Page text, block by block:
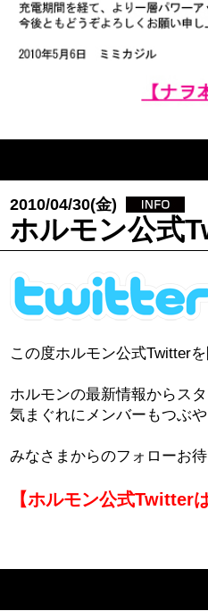
2010/04/30(金)
ホルモン公式
この度ホルモン公式Twitter
ホルモンの最新情報からス
気まぐれにメンバーもつぶ
みなさまからのフォローお
【ホルモン公式Twitter